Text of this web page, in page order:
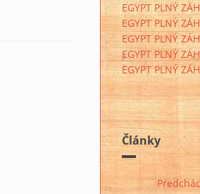
EGYPT PLNÝ
EGYPT PLNÝ
EGYPT PLNÝ
EGYPT PLNÝ
EGYPT PLNÝ
Články